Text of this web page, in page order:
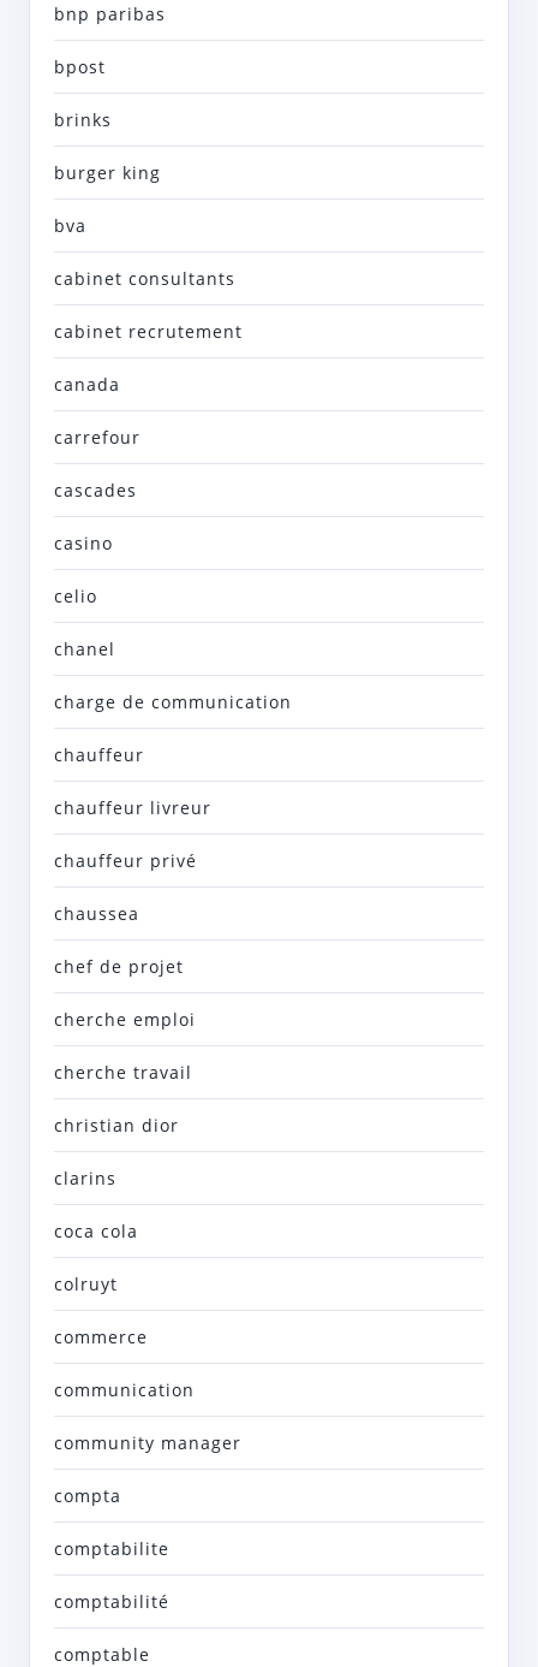
bnp paribas
bpost
brinks
burger king
bva
cabinet consultants
cabinet recrutement
canada
carrefour
cascades
casino
celio
chanel
charge de communication
chauffeur
chauffeur livreur
chauffeur privé
chaussea
chef de projet
cherche emploi
cherche travail
christian dior
clarins
coca cola
colruyt
commerce
communication
community manager
compta
comptabilite
comptabilité
comptable